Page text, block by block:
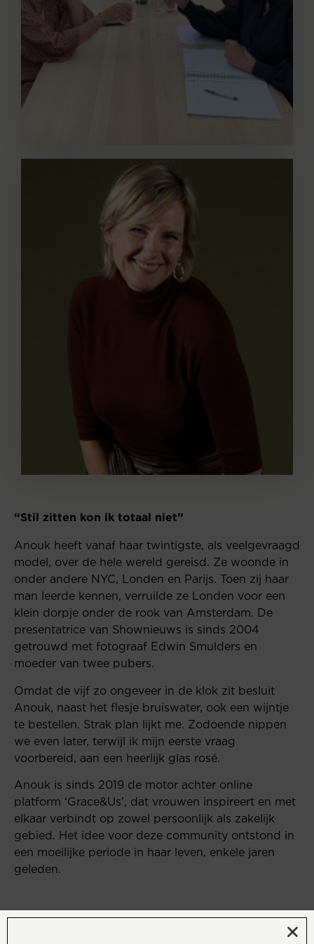
“Stil zitten kon ik totaal niet”
Anouk heeft vanaf haar twintigste, als veelgevraagd
model, over de hele wereld gereisd. Ze woonde in
onder andere NYC, Londen en Parijs. Toen zij haar
man leerde kennen, verruilde ze Londen voor een
klein dorpje onder de rook van Amsterdam. De
presentatrice van Shownieuws is sinds 2004
getrouwd met fotograaf Edwin Smulders en
moeder van twee pubers.
Omdat de vijf zo ongeveer in de klok zit besluit
Anouk, naast het flesje bruiswater, ook een wijntje
te bestellen. Strak plan lijkt me. Zodoende nippen
we even later, terwijl ik mijn eerste vraag
voorbereid, aan een heerlijk glas rosé.
Anouk is sinds 2019 de motor achter online
platform ‘Grace&Us’, dat vrouwen inspireert en met
elkaar verbindt op zowel persoonlijk als zakelijk
gebied. Het idee voor deze community ontstond in
een moeilijke periode in haar leven, enkele jaren
geleden.